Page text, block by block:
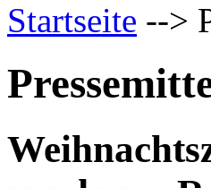
Startseite -->